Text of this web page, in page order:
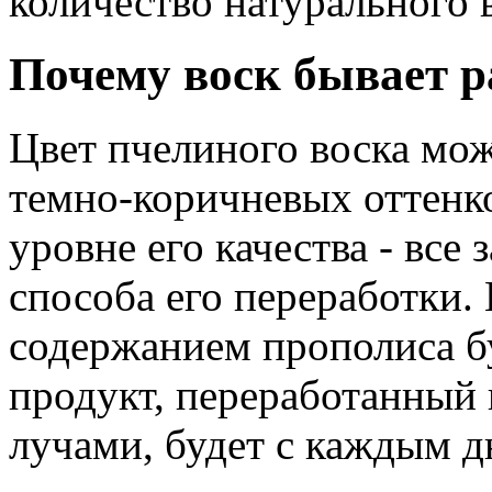
Почему воск бывает
Цвет пчелиного воска
темно-коричневых
уровне его качества - все
способа его
содержанием прополиса
продукт,
лучами, будет с каждым